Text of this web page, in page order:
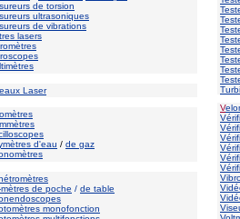
de torsion
ultrasoniques
de vibrations
lasers
Laser
d'eau / de gaz
de poche / de table
monofonction
V